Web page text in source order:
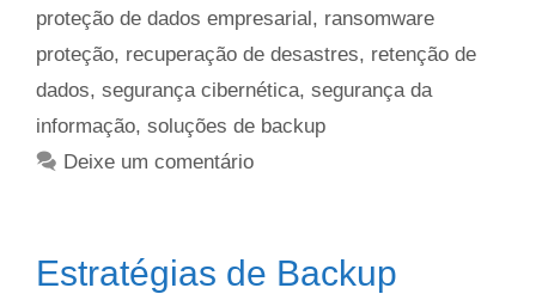
proteção de dados empresarial, ransomware
proteção, recuperação de desastres, retenção de
dados, segurança cibernética, segurança da
informação, soluções de backup
Deixe um comentário
Estratégias de Backup